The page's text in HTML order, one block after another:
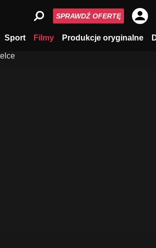
Sport Filmy Produkcje oryginalne
SPRAWDŹ OFERTĘ